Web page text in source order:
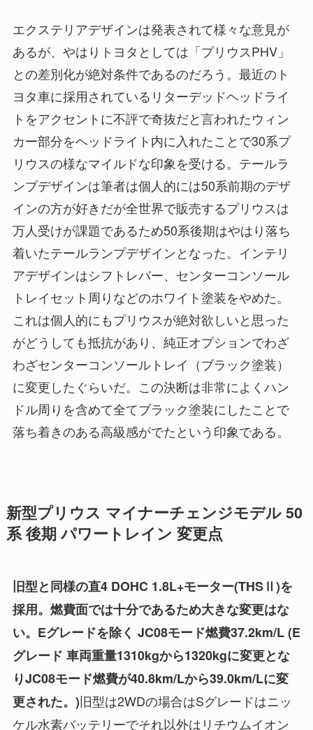
エクステリアデザインは発表されて様々な意見が
あるが、やはりトヨタとしては「プリウスPHV」
との差別化が絶対条件であるのだろう。最近のト
ヨタ車に採用されているリターデッドヘッドライ
トをアクセントに不評で奇抜だと言われたウィン
カー部分をヘッドライト内に入れたことで30系プ
リウスの様なマイルドな印象を受ける。テールラ
ンプデザインは筆者は個人的には50系前期のデザ
インの方が好きだが全世界で販売するプリウスは
万人受けが課題であるため50系後期はやはり落ち
着いたテールランプデザインとなった。インテリ
アデザインはシフトレバー、センターコンソール
トレイセット周りなどのホワイト塗装をやめた。
これは個人的にもプリウスが絶対欲しいと思った
がどうしても抵抗があり、純正オプションでわざ
わざセンターコンソールトレイ（ブラック塗装）
に変更したぐらいだ。この決断は非常によくハン
ドル周りを含めて全てブラック塗装にしたことで
落ち着きのある高級感がでたという印象である。
新型プリウス マイナーチェンジモデル 50
系 後期 パワートレイン 変更点
旧型と同様の直4 DOHC 1.8L+モーター(THSⅡ)を
採用。燃費面では十分であるため大きな変更はな
い。Eグレードを除く JC08モード燃費37.2km/L (E
グレード 車両重量1310kgから1320kgに変更とな
りJC08モード燃費が40.8km/Lから39.0km/Lに変
更された。)旧型は2WDの場合はSグレードはニッ
ケル水素バッテリーでそれ以外はリチウムイオン